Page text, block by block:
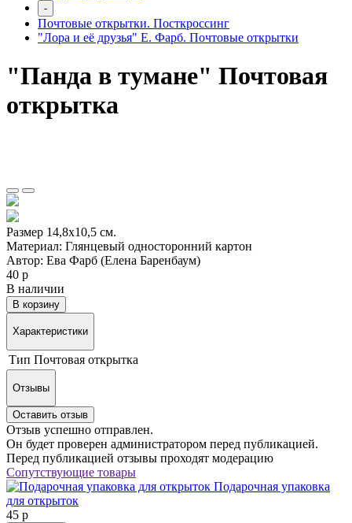
-
Почтовые открытки. Посткроссинг
"Лора и её друзья" Е. Фарб. Почтовые открытки
"Панда в тумане" Почтовая
открытка
Размер 14,8х10,5 см.
Материал: Глянцевый односторонний картон
Автор: Ева Фарб (Елена Баренбаум)
40 р
В наличии
В корзину
Характеристики
Тип Почтовая открытка
Отзывы
Оставить отзыв
Отзыв успешно отправлен.
Он будет проверен администратором перед публикацией.
Перед публикацией отзывы проходят модерацию
Сопутствующие товары
Подарочная упаковка
для открыток
45 р